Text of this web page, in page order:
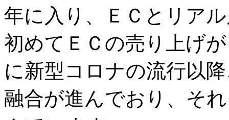
年に入り、ＥＣとリア
初めてＥＣの売り上げ
に新型コロナの流行以
融合が進んでおり、そ